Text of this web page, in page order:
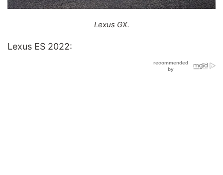
Lexus GX.
Lexus ES 2022: